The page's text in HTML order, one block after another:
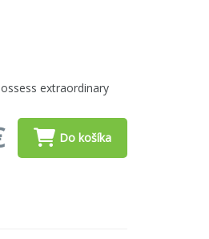
extraordinary
Do košíka